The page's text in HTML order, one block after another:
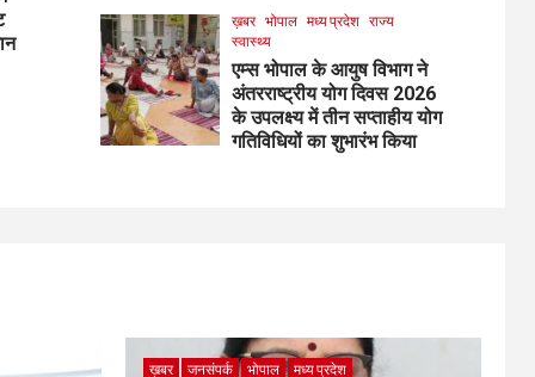
ख़बर भोपाल मध्य प्रदेश राज्य
स्वास्थ्य
एम्स भोपाल के आयुष विभाग ने
अंतरराष्ट्रीय योग दिवस 2026
के उपलक्ष्य में तीन सप्ताहीय योग
गतिविधियों का शुभारंभ किया
ख़बर जनसंपर्क भोपाल मध्य प्रदेश